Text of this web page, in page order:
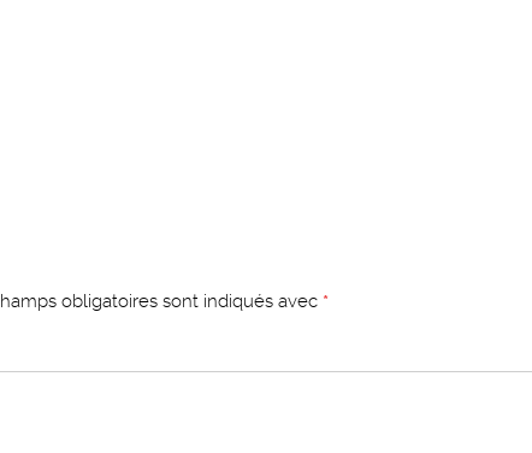
obligatoires sont indiqués avec *